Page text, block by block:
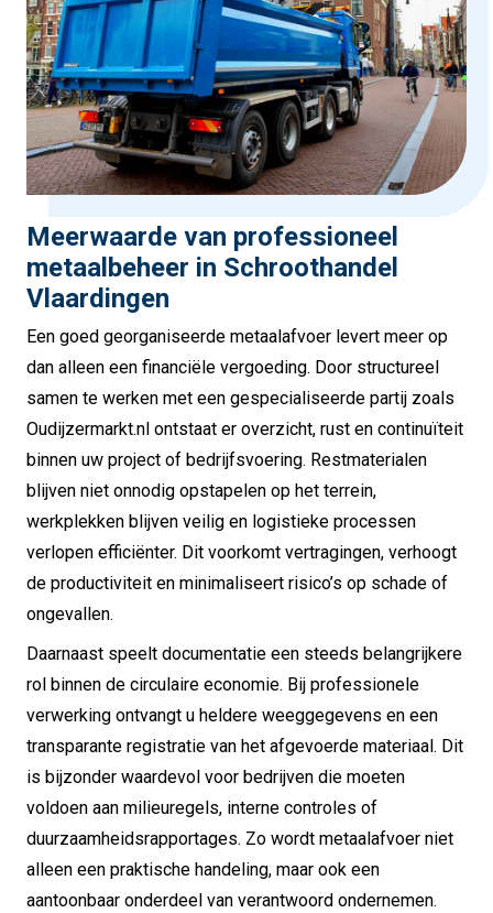
Meerwaarde van professioneel
metaalbeheer in Schroothandel
Vlaardingen
Een goed georganiseerde metaalafvoer levert meer op
dan alleen een financiële vergoeding. Door structureel
samen te werken met een gespecialiseerde partij zoals
Oudijzermarkt.nl ontstaat er overzicht, rust en continuïteit
binnen uw project of bedrijfsvoering. Restmaterialen
blijven niet onnodig opstapelen op het terrein,
werkplekken blijven veilig en logistieke processen
verlopen efficiënter. Dit voorkomt vertragingen, verhoogt
de productiviteit en minimaliseert risico’s op schade of
ongevallen.
Daarnaast speelt documentatie een steeds belangrijkere
rol binnen de circulaire economie. Bij professionele
verwerking ontvangt u heldere weeggegevens en een
transparante registratie van het afgevoerde materiaal. Dit
is bijzonder waardevol voor bedrijven die moeten
voldoen aan milieuregels, interne controles of
duurzaamheidsrapportages. Zo wordt metaalafvoer niet
alleen een praktische handeling, maar ook een
aantoonbaar onderdeel van verantwoord ondernemen.